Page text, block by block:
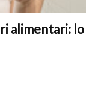
alimentari: lo